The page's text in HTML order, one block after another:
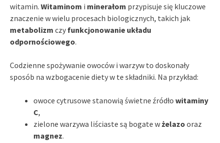
witamin. Witaminom i minerałom przypisuje się kluczowe
znaczenie w wielu procesach biologicznych, takich jak
metabolizm czy funkcjonowanie układu
odpornościowego.
Codzienne spożywanie owoców i warzyw to doskonały
sposób na wzbogacenie diety w te składniki. Na przykład:
owoce cytrusowe stanowią świetne źródło witaminy
C,
zielone warzywa liściaste są bogate wżelazo oraz
magnez.